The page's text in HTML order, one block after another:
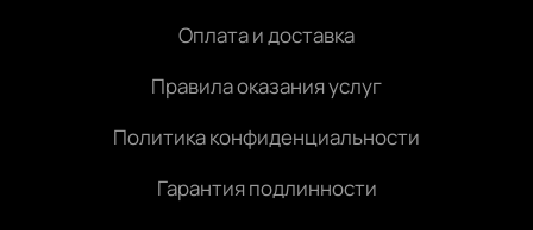
Оплата и доставка
Правила оказания услуг
Политика конфиденциальности
Гарантия подлинности